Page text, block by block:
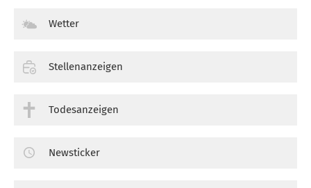
Wetter
Stellenanzeigen
Todesanzeigen
Newsticker